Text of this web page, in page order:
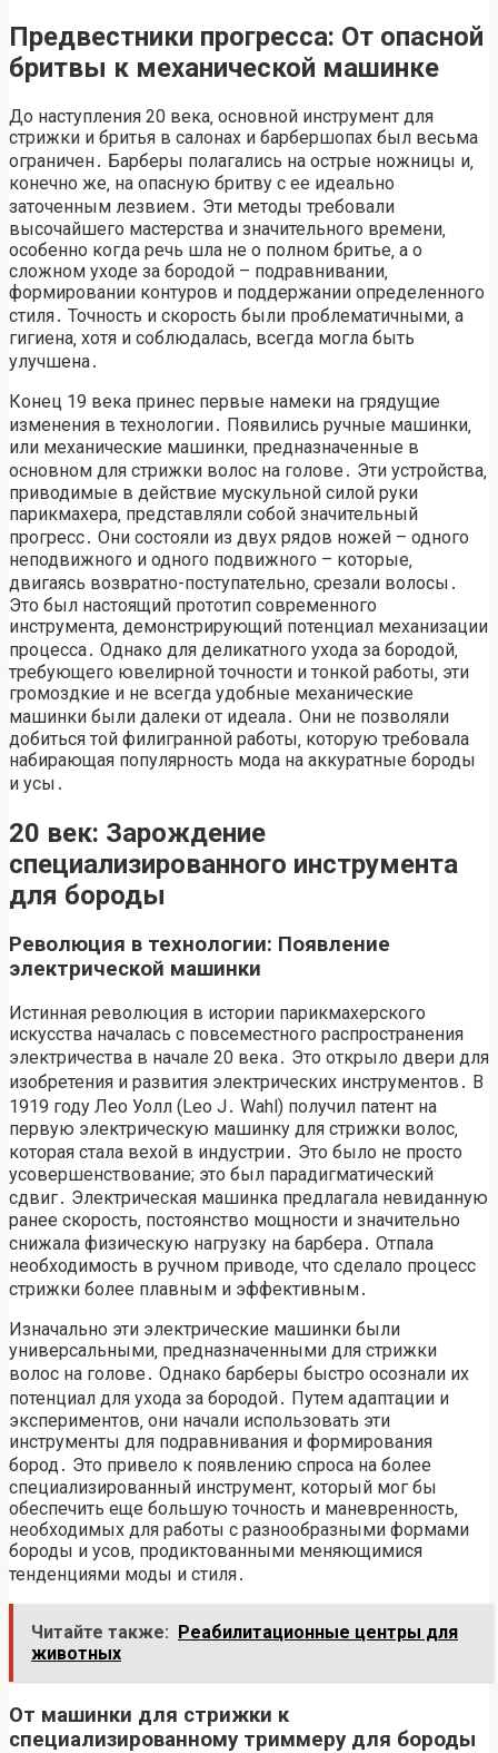
Предвестники прогресса: От опасной
бритвы к механической машинке
До наступления 20 века‚ основной инструмент для
стрижки и бритья в салонах и барбершопах был весьма
ограничен․ Барберы полагались на острые ножницы и‚
конечно же‚ на опасную бритву с ее идеально
заточенным лезвием․ Эти методы требовали
высочайшего мастерства и значительного времени‚
особенно когда речь шла не о полном бритье‚ а о
сложном уходе за бородой – подравнивании‚
формировании контуров и поддержании определенного
стиля․ Точность и скорость были проблематичными‚ а
гигиена‚ хотя и соблюдалась‚ всегда могла быть
улучшена․
Конец 19 века принес первые намеки на грядущие
изменения в технологии․ Появились ручные машинки‚
или механические машинки‚ предназначенные в
основном для стрижки волос на голове․ Эти устройства‚
приводимые в действие мускульной силой руки
парикмахера‚ представляли собой значительный
прогресс․ Они состояли из двух рядов ножей – одного
неподвижного и одного подвижного – которые‚
двигаясь возвратно-поступательно‚ срезали волосы․
Это был настоящий прототип современного
инструмента‚ демонстрирующий потенциал механизации
процесса․ Однако для деликатного ухода за бородой‚
требующего ювелирной точности и тонкой работы‚ эти
громоздкие и не всегда удобные механические
машинки были далеки от идеала․ Они не позволяли
добиться той филигранной работы‚ которую требовала
набирающая популярность мода на аккуратные бороды
и усы․
20 век: Зарождение
специализированного инструмента
для бороды
Революция в технологии: Появление
электрической машинки
Истинная революция в истории парикмахерского
искусства началась с повсеместного распространения
электричества в начале 20 века․ Это открыло двери для
изобретения и развития электрических инструментов․ В
1919 году Лео Уолл (Leo J․ Wahl) получил патент на
первую электрическую машинку для стрижки волос‚
которая стала вехой в индустрии․ Это было не просто
усовершенствование; это был парадигматический
сдвиг․ Электрическая машинка предлагала невиданную
ранее скорость‚ постоянство мощности и значительно
снижала физическую нагрузку на барбера․ Отпала
необходимость в ручном приводе‚ что сделало процесс
стрижки более плавным и эффективным․
Изначально эти электрические машинки были
универсальными‚ предназначенными для стрижки
волос на голове․ Однако барберы быстро осознали их
потенциал для ухода за бородой․ Путем адаптации и
экспериментов‚ они начали использовать эти
инструменты для подравнивания и формирования
бород․ Это привело к появлению спроса на более
специализированный инструмент‚ который мог бы
обеспечить еще большую точность и маневренность‚
необходимых для работы с разнообразными формами
бороды и усов‚ продиктованными меняющимися
тенденциями моды и стиля․
Читайте также:
Реабилитационные центры для
животных
От машинки для стрижки к
специализированному триммеру для бороды